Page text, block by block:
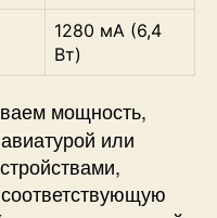
1280 мА (6,4
Вт)
мощность,
или